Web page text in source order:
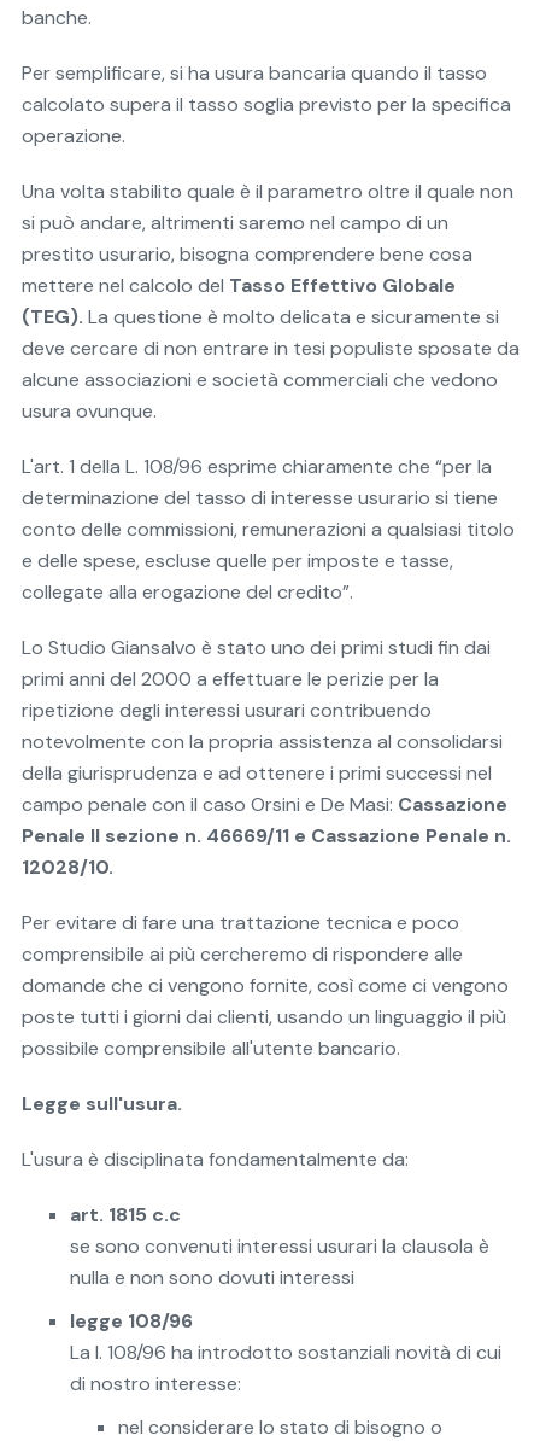
banche.
Per semplificare, si ha usura bancaria quando il tasso
calcolato supera il tasso soglia previsto per la specifica
operazione.
Una volta stabilito quale è il parametro oltre il quale non
si può andare, altrimenti saremo nel campo di un
prestito usurario, bisogna comprendere bene cosa
mettere nel calcolo del Tasso Effettivo Globale
(TEG). La questione è molto delicata e sicuramente si
deve cercare di non entrare in tesi populiste sposate da
alcune associazioni e società commerciali che vedono
usura ovunque.
L'art. 1 della L. 108/96 esprime chiaramente che “per la
determinazione del tasso di interesse usurario si tiene
conto delle commissioni, remunerazioni a qualsiasi titolo
e delle spese, escluse quelle per imposte e tasse,
collegate alla erogazione del credito”.
Lo Studio Giansalvo è stato uno dei primi studi fin dai
primi anni del 2000 a effettuare le perizie per la
ripetizione degli interessi usurari contribuendo
notevolmente con la propria assistenza al consolidarsi
della giurisprudenza e ad ottenere i primi successi nel
campo penale con il caso Orsini e De Masi: Cassazione
Penale II sezione n. 46669/11 e Cassazione Penale n.
12028/10.
Per evitare di fare una trattazione tecnica e poco
comprensibile ai più cercheremo di rispondere alle
domande che ci vengono fornite, così come ci vengono
poste tutti i giorni dai clienti, usando un linguaggio il più
possibile comprensibile all'utente bancario.
Legge sull'usura.
L'usura è disciplinata fondamentalmente da:
art. 1815 c.c
se sono convenuti interessi usurari la clausola è
nulla e non sono dovuti interessi
legge 108/96
La l. 108/96 ha introdotto sostanziali novità di cui
di nostro interesse:
nel considerare lo stato di bisogno o